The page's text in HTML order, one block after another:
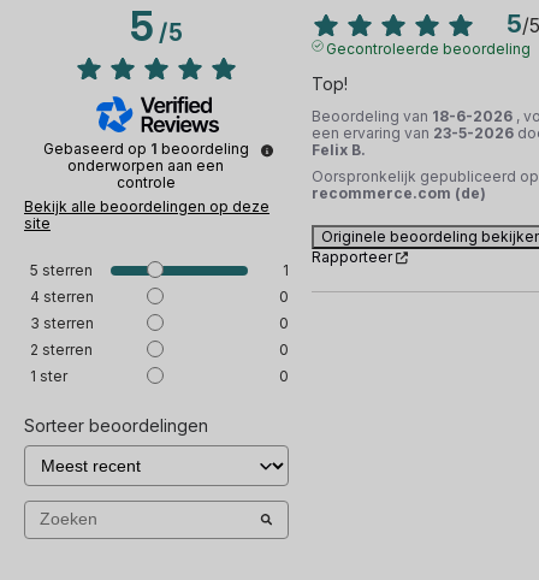
5/5
Gebaseerd op 1 beoordeling
onderworpen aan een
controle
Bekijk alle beoordelingen op deze
site
5 sterren
1
4 sterren
0
3 sterren
0
2 sterren
0
1 ster 0
Sorteer beoordelingen
5/5
Gecontroleerde beoordeling
Top!
Beoordeling van 18-6-2026 ,
een ervaring van 23-5-2026
Felix B.
Oorspronkelijk gepubliceerd op
recommerce.com (de)
Originele beoordeling
Rapporteer